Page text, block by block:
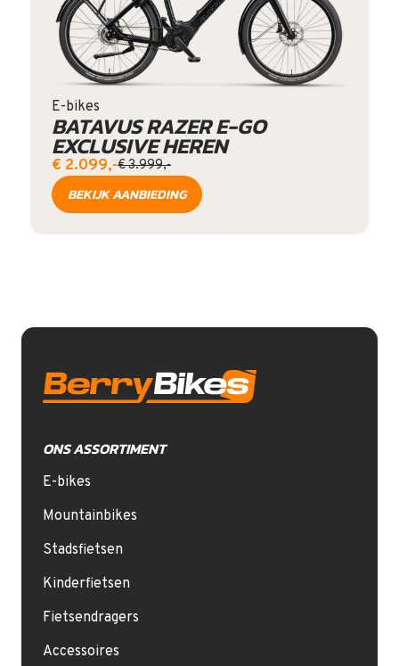
E-bikes
BATAVUS RAZER E-GO
EXCLUSIVE HEREN
€ 2.099,-€ 3.999,-
BEKIJK AANBIEDING
ONS ASSORTIMENT
E-bikes
Mountainbikes
Stadsfietsen
Kinderfietsen
Fietsendragers
Accessoires